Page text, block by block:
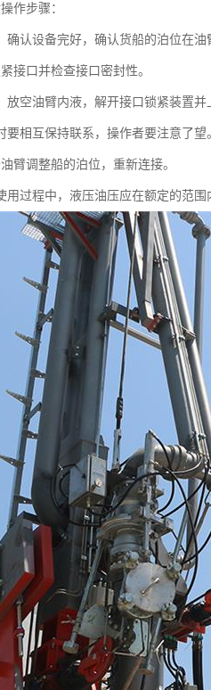
作步骤：
确认设备完好，确认货船的泊位在
接口并检查接口密封性。
放空油臂内液，解开接口锁紧装置
要相互保持联系，操作者要注意了
臂调整船的泊位，重新连接。
用过程中，液压油压应在额定的范